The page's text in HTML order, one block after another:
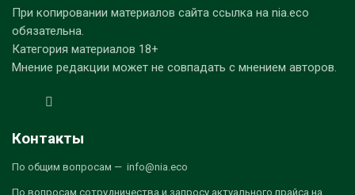
При копировании материалов сайта ссылка на nia.eco
обязательна.
Категория материалов 18+
Мнение редакции может не совпадать с мнением авторов.
Контакты
По общим вопросам — info@nia.eco
По вопросам сотрудничества и запросу актуального прайса на